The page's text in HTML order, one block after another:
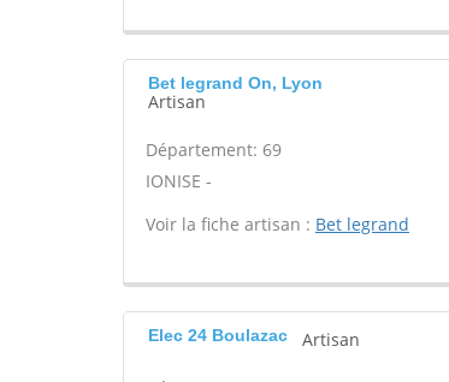
Bet legrand On, Lyon
Artisan
Département: 69
IONISE -
Voir la fiche artisan : Bet legrand
Elec 24 Boulazac Artisan